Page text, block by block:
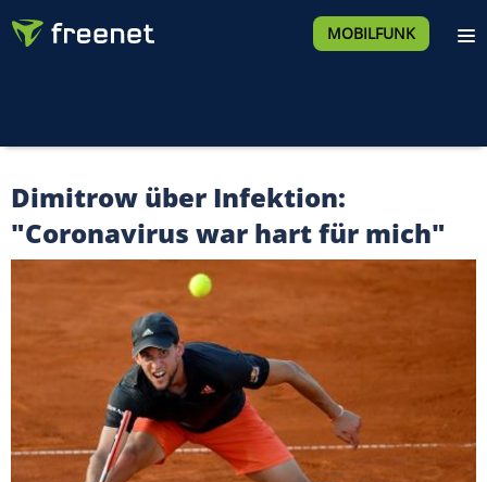
MOBILFUNK
Dimitrow über Infektion:
"Coronavirus war hart für mich"